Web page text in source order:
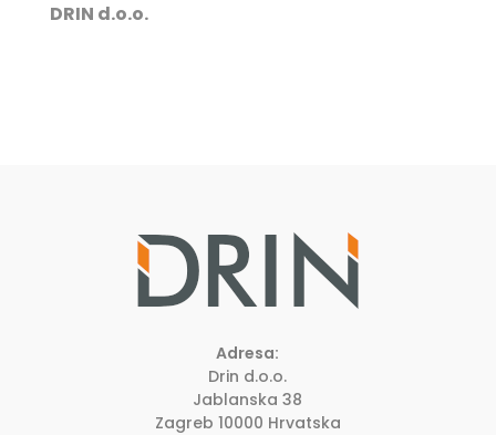
DRIN d.o.o.
Adresa:
Drin d.o.o.
Jablanska 38
Zagreb 10000 Hrvatska